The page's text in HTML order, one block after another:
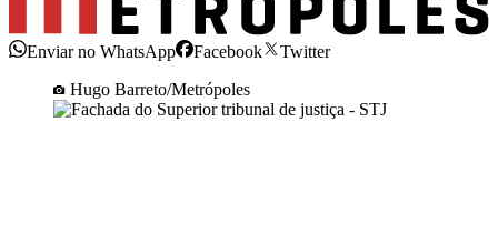
Enviar no WhatsApp Facebook
Twitter
Hugo Barreto/Metrópoles